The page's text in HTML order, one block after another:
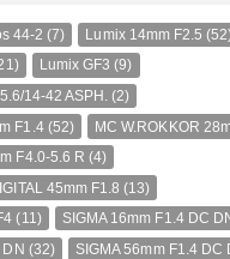
44-2 (7) Lumix 14mm F2.5
Lumix GF3 (9)
14-42 ASPH. (2)
F1.4(52) MC W.ROKKOR
F4.0-5.6 R (4)
45mm F1.8 (13)
(11) SIGMA 16mm F1.4 DC
DN (32) SIGMA 56mm F1.4 DC